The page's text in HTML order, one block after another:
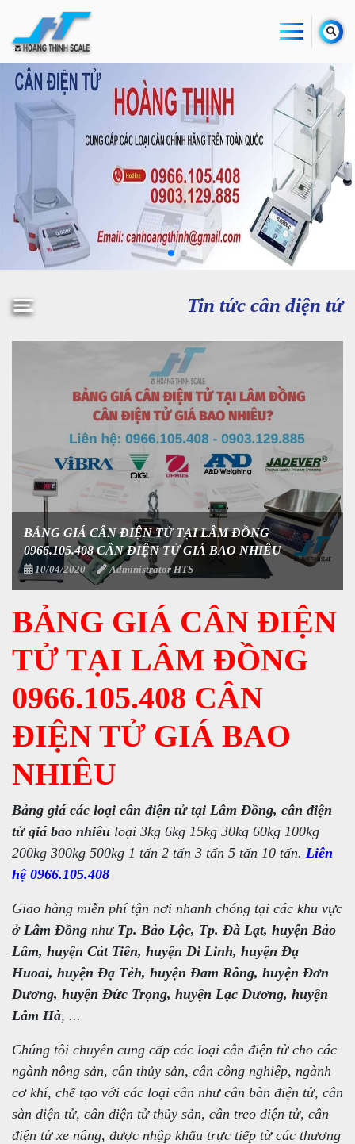
Tin tức cân điện tử
BẢNG GIÁ CÂN ĐIỆN TỬ TẠI LÂM ĐỒNG
0966.105.408 CÂN ĐIỆN TỬ GIÁ BAO NHIÊU
10/04/2020 Administrator HTS
BẢNG GIÁ CÂN ĐIỆN
TỬ TẠI LÂM ĐỒNG
0966.105.408 CÂN
ĐIỆN TỬ GIÁ BAO
NHIÊU
Bảng giá các loại cân điện tử tại Lâm Đồng, cân điện
tử giá bao nhiêu loại 3kg 6kg 15kg 30kg 60kg 100kg
200kg 300kg 500kg 1 tấn 2 tấn 3 tấn 5 tấn 10 tấn. Liên
hệ 0966.105.408
Giao hàng miễn phí tận nơi nhanh chóng tại các khu vực
ở Lâm Đồng như Tp. Bảo Lộc, Tp. Đà Lạt, huyện Bảo
Lâm, huyện Cát Tiên, huyện Di Linh, huyện Đạ
Huoai, huyện Đạ Tẻh, huyện Đam Rông, huyện Đơn
Dương, huyện Đức Trọng, huyện Lạc Dương, huyện
Lâm Hà, ...
Chúng tôi chuyên cung cấp các loại cân điện tử cho các
ngành nông sản, cân thủy sản, cân công nghiệp, ngành
cơ khí, chế tạo với các loại cân như cân bàn điện tử, cân
sàn điện tử, cân điện tử thủy sản, cân treo điện tử, cân
điện tử xe nâng, được nhập khẩu trực tiếp từ các thương